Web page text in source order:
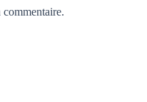
commentaire.